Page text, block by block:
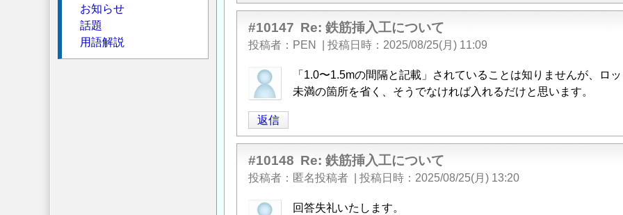
#10147 Re: 鉄筋挿入工について
投稿者 PEN 投稿日時 2025/08/25(月) 11:09
「1.0〜1.5mの間隔と記載」されていることは知りませんが、ロ
未満の箇所を省く、そうでなければ入れるだけと思います。
返信
#10148 Re: 鉄筋挿入工について
投稿者 匿名投稿者 投稿日時 2025/08/25(月) 13:20
回答失礼いたします。
お知らせ
話題
用語解説